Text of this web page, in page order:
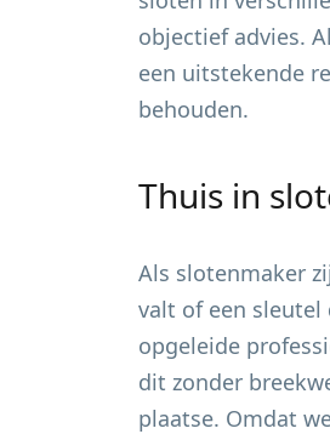
objectief advies.
een uitstekende
behouden.
Thuis in
Als slotenmaker
valt of een sleutel
opgeleide
dit zonder
plaatse. Omdat